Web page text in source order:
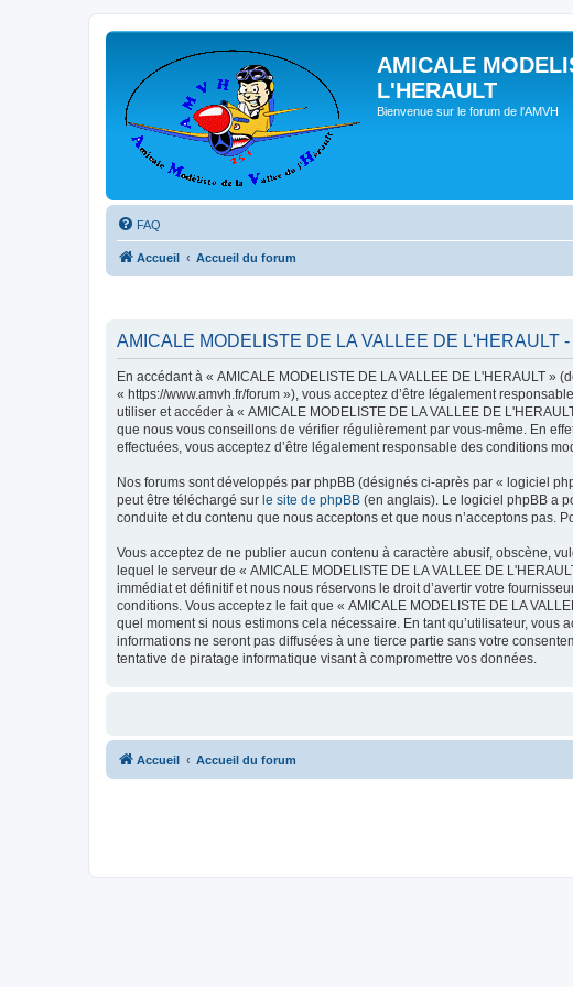
AMICALE
L'HERAULT
Bienvenue sur le forum de l'AMVH
FAQ
Accueil Accueil du forum
AMICALE MODELISTE DE LA VALLEE DE L'HERAULT
En accédant à « AMICALE MODELISTE DE LA VALLEE DE L'HERAULT »
« https://www.amvh.fr/forum »), vous acceptez d’être légalement
utiliser et accéder à « AMICALE MODELISTE DE LA VALLEE DE
que nous vous conseillons de vérifier régulièrement par vous-même. En
effectuées, vous acceptez d’être légalement responsable des conditions
Nos forums sont développés par phpBB (désignés ci-après par « logiciel
peut être téléchargé sur le site de phpBB (en anglais). Le logiciel phpBB a
conduite et du contenu que nous acceptons et que nous n’acceptons pas.
Vous acceptez de ne publier aucun contenu à caractère abusif, obscène,
lequel le serveur de « AMICALE MODELISTE DE LA VALLEE DE
immédiat et définitif et nous nous réservons le droit d’avertir votre
conditions. Vous acceptez le fait que « AMICALE MODELISTE DE LA
quel moment si nous estimons cela nécessaire. En tant qu’utilisateur,
informations ne seront pas diffusées à une tierce partie sans votre
tentative de piratage informatique visant à compromettre vos données.
Accueil Accueil du forum